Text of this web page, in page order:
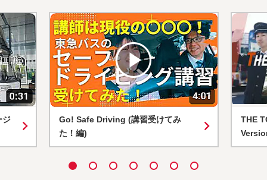
Go! Safe Driving (講習受けてみ
た！編)
THE
Version)